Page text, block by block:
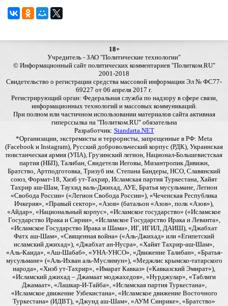
18+
Учредитель - ЗАО "Политические технологии"
© Информационный сайт политических комментариев "Политком.RU"
2001-2018
Свидетельство о регистрации средства массовой информации Эл № ФС77-
69227 от 06 апреля 2017 г.
Регистрирующий орган: Федеральная служба по надзору в сфере связи,
информационных технологий и массовых коммуникаций.
При полном или частичном использовании материалов сайта активная
гиперссылка на "Политком.RU" обязательна
Разработчик: Standarta.NET
*Организации, экстремисты и террористы, запрещенные в РФ: Meta
(Facebook и Instagram), Русский добровольческий корпус (РДК), Украинская
повстанческая армия (УПА), Грузинский легион, Национал-Большевистская
партия (НБП), Талибан, Свидетели Иеговы, Мизантропик Дивижн,
Братство, Артподготовка, Тризуб им. Степана Бандеры, НСО, Славянский
союз, Формат-18, Хизб ут-Тахрир, Исламская партия Туркестана, Хайят
Тахрир аш-Шам, Таухид валь-Джихад, АУЕ, Братья мусульмане, Легион
«Свобода России» («Легион Свобода России»), «Чеченская Республика
Ичкерия», «Правый сектор», «Азов» (батальон «Азов», полк «Азов»),
«Айдар», «Национальный корпус», «Исламское государство» («Исламское
Государство Ирака и Сирии», «Исламское Государство Ирака и Леванта»,
«Исламское Государство Ирака и Шама», ИГ, ИГИЛ, ДАИШ), «Джабхат
Фатх аш-Шам», «Священная война» («Аль-Джихад» или «Египетский
исламский джихад»), «Джабхат ан-Нусра», «Хайят Тахрир-аш-Шам»,
«Аль-Каида», «Аш-Шабаб», «УНА-УНСО», «Движение Талибан», «Братья-
мусульмане» («Аль-Ихван аль-Муслимун»), «Меджлис крымско-татарского
народа», «Хизб ут-Тахрир», «Имарат Кавказ» («Кавказский Эмират»),
«Исламский джихад – Джамаат моджахедов», «Нурджулар», «Таблиги
Джамаат», «Лашкар-И-Тайба», «Исламская партия Туркестана»,
«Исламское движение Узбекистана», «Исламское движение Восточного
Туркестана» (ИДВТ), «Джунд аш-Шам», «АУМ Синрике», «Братство»